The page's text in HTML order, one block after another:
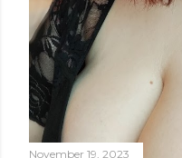
November 19, 2023